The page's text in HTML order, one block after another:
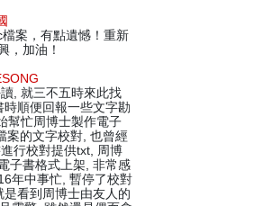
案，有點遺憾！重新
，加油！
, 就三不五時來此找
順便回報一些文字勘
幫忙周博士製作電子
案的文字校對, 也曾經
行校對提供txt, 周博
子書格式上架, 非常感
年中事忙, 暫停了校對
是看到周博士由友人的